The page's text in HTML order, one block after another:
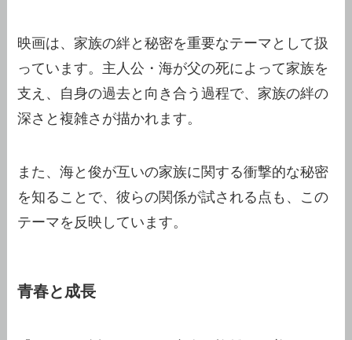
映画は、家族の絆と秘密を重要なテーマとして扱
っています。主人公・海が父の死によって家族を
支え、自身の過去と向き合う過程で、家族の絆の
深さと複雑さが描かれます。
また、海と俊が互いの家族に関する衝撃的な秘密
を知ることで、彼らの関係が試される点も、この
テーマを反映しています。
青春と成長